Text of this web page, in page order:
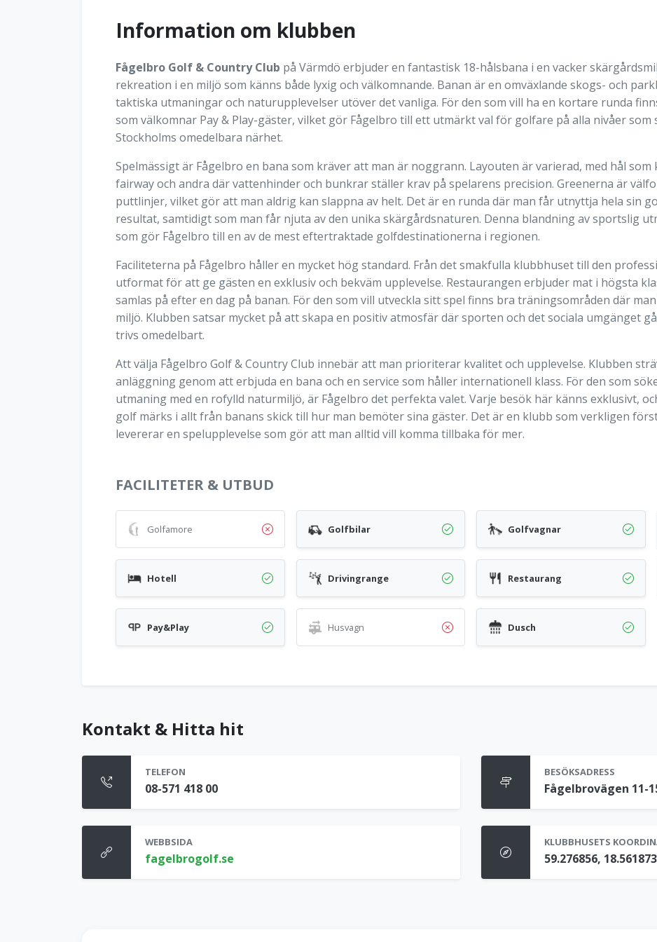
Information om klubben
Fågelbro Golf & Country Club på Värmdö erbjuder en fantastisk 18-hålsbana i en vacker
rekreation i en miljö som känns både lyxig och välkomnande. Banan är en omväxlande skogs- och
taktiska utmaningar och naturupplevelser utöver det vanliga. För den som vill ha en kortare runda
som välkomnar Pay & Play-gäster, vilket gör Fågelbro till ett utmärkt val för golfare på alla nivåer
Stockholms omedelbara närhet.
Spelmässigt är Fågelbro en bana som kräver att man är noggrann. Layouten är varierad, med hål
fairway och andra där vattenhinder och bunkrar ställer krav på spelarens precision. Greenerna är
puttlinjer, vilket gör att man aldrig kan slappna av helt. Det är en runda där man får utnyttja hela sin
resultat, samtidigt som man får njuta av den unika skärgårdsnaturen. Denna blandning av sportslig
som gör Fågelbro till en av de mest eftertraktade golfdestinationerna i regionen.
Faciliteterna på Fågelbro håller en mycket hög standard. Från det smakfulla klubbhuset till den
utformat för att ge gästen en exklusiv och bekväm upplevelse. Restaurangen erbjuder mat i högsta
samlas på efter en dag på banan. För den som vill utveckla sitt spel finns bra träningsområden där
miljö. Klubben satsar mycket på att skapa en positiv atmosfär där sporten och det sociala umgänget
trivs omedelbart.
Att välja Fågelbro Golf & Country Club innebär att man prioriterar kvalitet och upplevelse. Klubben
anläggning genom att erbjuda en bana och en service som håller internationell klass. För den som
utmaning med en rofylld naturmiljö, är Fågelbro det perfekta valet. Varje besök här känns exklusivt,
golf märks i allt från banans skick till hur man bemöter sina gäster. Det är en klubb som verkligen
levererar en spelupplevelse som gör att man alltid vill komma tillbaka för mer.
FACILITETER & UTBUD
Golfamore Golfbilar Golfvagnar
Hotell Drivingrange Restaurang
Pay&Play Husvagn Dusch
Kontakt & Hitta hit
TELEFON
08-571 418 00
BESÖKSADRESS
Fågelbrovägen 11-
WEBBSIDA
fagelbrogolf.se
KLUBBHUSETS
59.276856, 18.561873